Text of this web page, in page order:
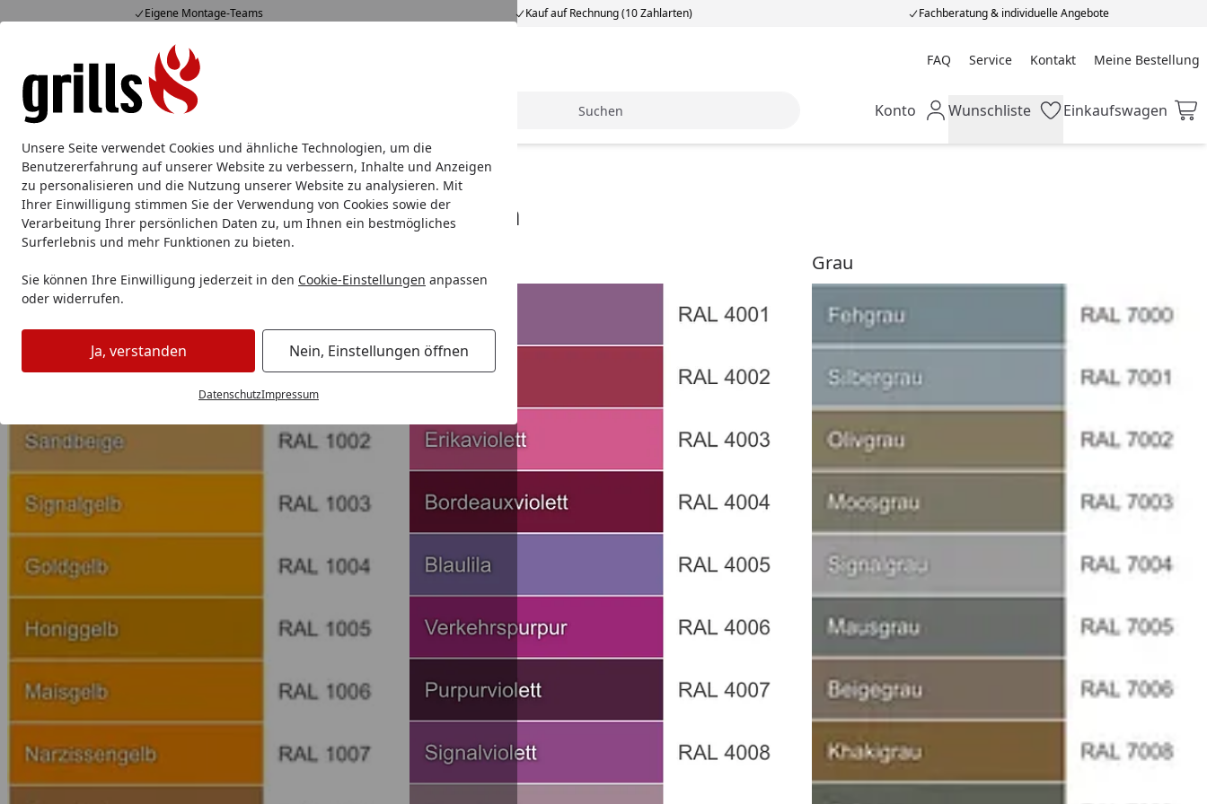
Unsere Seite verwendet Cookies und ähnliche Technologien, um die
Benutzererfahrung auf unserer Website zu verbessern, Inhalte und Anzeigen
zu personalisieren und die Nutzung unserer Website zu analysieren. Mit
Ihrer Einwilligung stimmen Sie der Verwendung von Cookies sowie der
Verarbeitung Ihrer persönlichen Daten zu, um Ihnen ein bestmögliches
Surferlebnis und mehr Funktionen zu bieten.
Sie können Ihre Einwilligung jederzeit in den Cookie-Einstellungen anpassen
oder widerrufen.
Ja, verstanden Nein, Einstellungen öffnen
DatenschutzImpressum
Eigene Montage-Teams Kauf auf Rechnung (10 Zahlarten) Fachberatung & individuelle Angebote
Mo-Fr. 8-16 Uhr 15.827 Bewertungen FAQ Service Kontakt Meine Bestellung
Meine Bestellung
Alle Produkte
Alle ProdukteMarken Mein Konto
Konto Wunschliste
Wunschliste Einkaufswagen
Einkaufswagen
Startseite
RAL-Farbnummern
Übersicht über die RAL-Farbnummern
Grau